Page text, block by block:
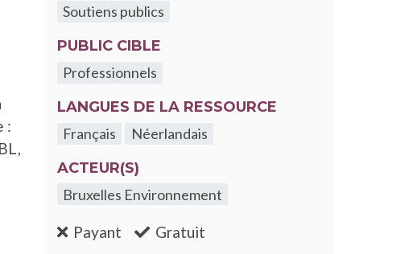
:
Soutiens publics
PUBLIC CIBLE
Professionnels
LANGUES DE LA RESSOURCE
Français
Néerlandais
ACTEUR(S)
Bruxelles Environnement
Payant :non Gratuit